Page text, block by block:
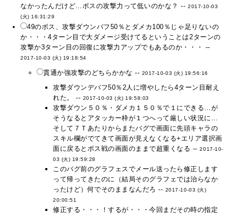
なかったんだけど…ボスの攻撃力って低いのかな？ --2017-10-03
(火) 16:31:29
49のボス、攻撃ダウンバフ50％とダメカ100％じゃ足りないの
か・・・4ターン目で大ダメージ受けてるということは2ターンの
攻撃か3ターン目の回復に攻撃力アップでもあるのか・・・ --
2017-10-03 (火) 19:18:54
貫通か強攻撃のどちらかかな -- 2017-10-03 (火) 19:56:16
攻撃ダウンデバフ50％2人に増やしたら4ターン目耐え
れた。 -- 2017-10-03 (火) 19:58:03
攻撃ダウン５０％・ダメカ１５０％で１にできる…が
そうなるとアタッカー枠が１つへって厳しい状況に…
そして７Ｔあたりからまたバグで画面に先頭キャラの
スキル欄がでてきて画面が見えなくなる+エリア選択画
面に戻るとボス戦の画面のままで超重くなる --2017-10-
03 (火) 19:59:28
このバグ前のグラフェスでメール送ったら修正します
って帰ってきたのに（結局そのグラフェでは治らなか
ったけど）何でそのままなんだろ -- 2017-10-03 (火)
20:00:51
修正する・・・！するが・・・今回まだその時の指定